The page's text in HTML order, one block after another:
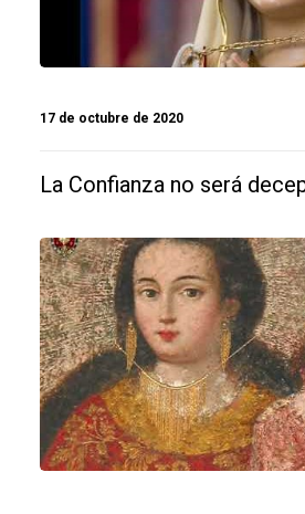
17 de octubre de 2020
La Confianza no será